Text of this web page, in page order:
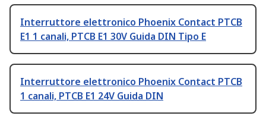
Interruttore elettronico Phoenix Contact PTCB
E1 1 canali, PTCB E1 30V Guida DIN Tipo E
Interruttore elettronico Phoenix Contact PTCB
1 canali, PTCB E1 24V Guida DIN